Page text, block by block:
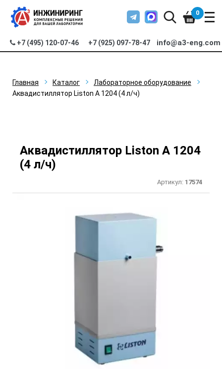
+7 (495) 120-07-46 +7 (925) 097-78-47 info@a3-eng.com
0
Главная Каталог
Лабораторное оборудование
Аквадистиллятор Liston A 1204 (4 л/ч)
Аквадистиллятор Liston A 1204
(4 л/ч)
Артикул: 17574